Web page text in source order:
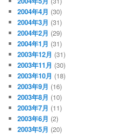
2004年4月 (30)
2004年3月 (31)
2004年2月 (29)
2004年1月 (31)
2003年12月 (31)
2003年11月 (30)
2003年10月 (18)
2003年9月 (16)
2003年8月 (10)
2003年7月 (11)
2003年6月 (2)
2003年5月 (20)